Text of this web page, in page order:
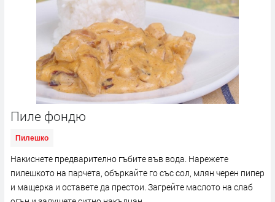
Пиле фондю
Пилешко
Накиснете предварително гъбите във вода. Нарежете
пилешкото на парчета, объркайте го със сол, млян черен пипер
и мащерка и оставете да престои. Загрейте маслото на слаб